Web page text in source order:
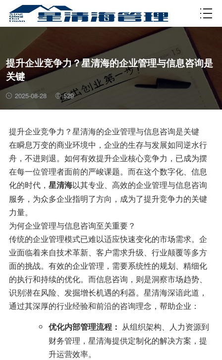
资质许可
提升企业竞争力？星清海的企业管理与信息咨询是
关键
2025-08-28 529
提升企业竞争力？星清海的企业管理与信息咨询是关键
在瞬息万变的商业环境中，企业的生存与发展如同逆水行
舟，不进则退。如何有效提升企业核心竞争力，已成为摆
在每一位管理者面前的严峻课题。而在这个数字化、信息
化的时代， 星清海以其专业、高效的企业管理与信息咨询
服务，为众多企业指明了方向，成为了提升竞争力的关键
力量。
为何企业管理与信息咨询至关重要？
传统的企业管理模式已难以适应快速变化的市场需求。企
业面临着来自技术革新、客户需求升级、行业颠覆等多方
面的挑战。有效的企业管理，需要系统性的规划、精细化
的执行和持续的优化。而信息咨询，则是洞察市场趋势、
识别潜在风险、发掘增长机遇的利器。星清海深谙此道，
通过其深厚的行业经验和前沿的咨询理念，帮助企业：
优化内部管理流程： 从组织架构、人力资源到
财务管理，星清海提供定制化的解决方案，提
升运营效率。